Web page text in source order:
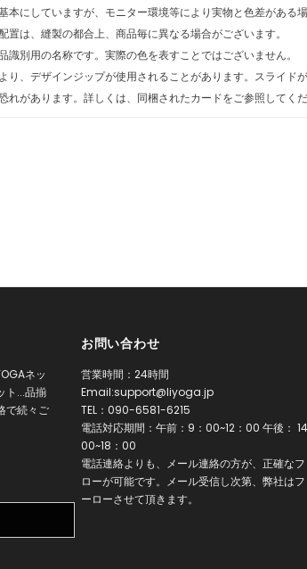
にしていますが、モニター環境等により実物と色差がある場
は、縫製の都合上、商品毎に異なる場合がございます。
別用の名称です。実際の色を表すことではございません。
、デザインジップが使用されることがあります。スライド
があります。詳しくは、同梱されたカードをご参照してくだ
ネッ
ト...品揃
で続々ご
お問い合わせ
営業時間：24時間
Email:support@liyoga.jp
TEL： 090-6581-6215
電話対応期間：午前：9：00~12：00 午後： 14
00~18：00
電話連絡よりも、メール連絡の方が、正確なフ
ローが可能です。メール受信し次第、弊社はフ
ーローさせて頂きます。